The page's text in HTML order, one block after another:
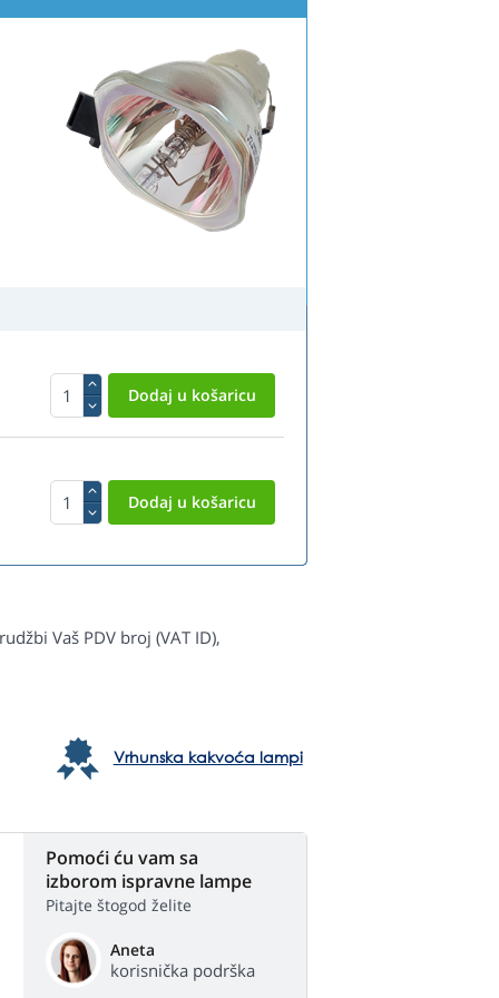
Vaš PDV broj (VAT ID),
Vrhunska kakvoća lampi
Pomoći ću vam sa
izborom ispravne lampe
Pitajte štogod želite
Aneta
korisnička podrška